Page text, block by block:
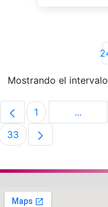
Mostrando el
Página
1 ...
Página
33